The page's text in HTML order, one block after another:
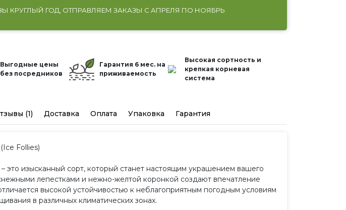
КРУГЛЫЙ ГОД, ОТПРАВЛЯЕМ ЗАКАЗЫ С АПРЕЛЯ ПО НОЯБРЬ
Выгодные цены
без посредников
Гарантия 6 мес. на
приживаемость
Высокая сортность и
крепкая корневая
система
(1) Доставка Оплата Упаковка Гарантия
Follies)
это изысканный сорт, который станет настоящим украшением вашего
лепестками и нежно-желтой коронкой создают впечатление
высокой устойчивостью к неблагоприятным погодным условиям
в различных климатических зонах.